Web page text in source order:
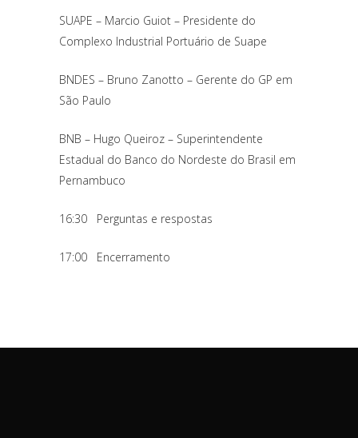
SUAPE – Marcio Guiot – Presidente do
Complexo Industrial Portuário de Suape
BNDES – Bruno Zanotto – Gerente do GP em
São Paulo
BNB – Hugo Queiroz – Superintendente
Estadual do Banco do Nordeste do Brasil em
Pernambuco
16:30 Perguntas e respostas
17:00 Encerramento